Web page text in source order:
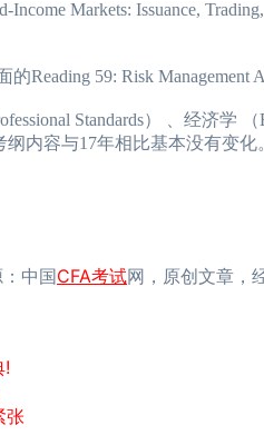
Markets: Issuance,
59: Risk Management
Standards） 、经济学 （
纲内容与17年相比基本没有变化
中国 CFA考试网，原创文章，
!
张